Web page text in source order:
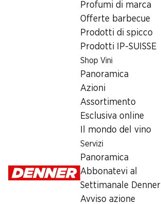
Profumi di marca
Offerte barbecue
Prodotti di spicco
Prodotti IP-SUISSE
Shop Vini
Panoramica
Azioni
Assortimento
Esclusiva online
Il mondo del vino
Servizi
Panoramica
Abbonatevi al
Settimanale Denner
Avviso azione
Alle indicazioni stradali
Orari di apertura
Mercoledì